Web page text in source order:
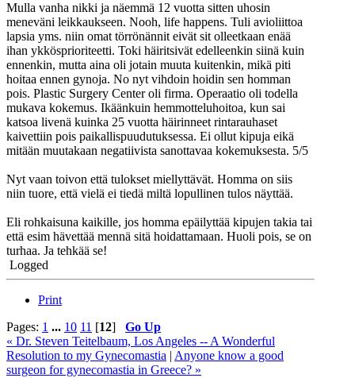
Mulla vanha nikki ja näemmä 12 vuotta sitten uhosin
meneväni leikkaukseen. Nooh, life happens. Tuli avioliittoa
lapsia yms. niin omat törrönännit eivät sit olleetkaan enää
ihan ykkösprioriteetti. Toki häiritsivät edelleenkin siinä kuin
ennenkin, mutta aina oli jotain muuta kuitenkin, mikä piti
hoitaa ennen gynoja. No nyt vihdoin hoidin sen homman
pois. Plastic Surgery Center oli firma. Operaatio oli todella
mukava kokemus. Ikäänkuin hemmotteluhoitoa, kun sai
katsoa livenä kuinka 25 vuotta häirinneet rintarauhaset
kaivettiin pois paikallispuudutuksessa. Ei ollut kipuja eikä
mitään muutakaan negatiivista sanottavaa kokemuksesta. 5/5
Nyt vaan toivon että tulokset miellyttävät. Homma on siis
niin tuore, että vielä ei tiedä miltä lopullinen tulos näyttää.
Eli rohkaisuna kaikille, jos homma epäilyttää kipujen takia tai
että esim hävettää mennä sitä hoidattamaan. Huoli pois, se on
turhaa. Ja tehkää se!
Logged
Print
Pages: 1 ... 10 11 [12] Go Up
« Dr. Steven Teitelbaum, Los Angeles -- A Wonderful
Resolution to my Gynecomastia | Anyone know a good
surgeon for gynecomastia in Greece? »